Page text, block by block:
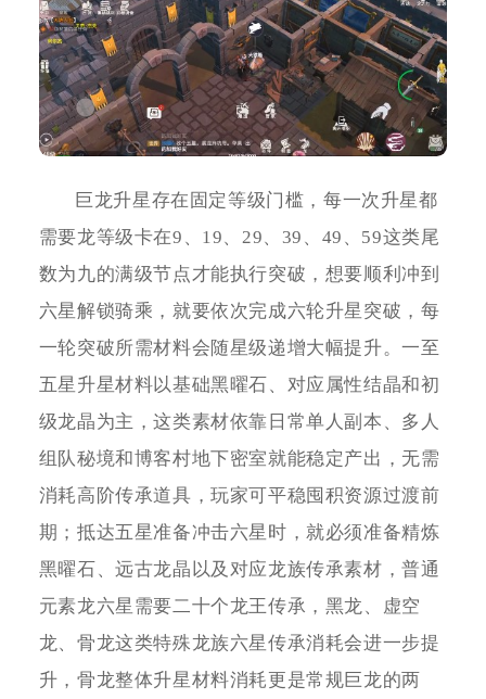
巨龙升星存在固定等级门槛，每一次升星都
需要龙等级卡在9、19、29、39、49、59这类尾
数为九的满级节点才能执行突破，想要顺利冲到
六星解锁骑乘，就要依次完成六轮升星突破，每
一轮突破所需材料会随星级递增大幅提升。一至
五星升星材料以基础黑曜石、对应属性结晶和初
级龙晶为主，这类素材依靠日常单人副本、多人
组队秘境和博客村地下密室就能稳定产出，无需
消耗高阶传承道具，玩家可平稳囤积资源过渡前
期；抵达五星准备冲击六星时，就必须准备精炼
黑曜石、远古龙晶以及对应龙族传承素材，普通
元素龙六星需要二十个龙王传承，黑龙、虚空
龙、骨龙这类特殊龙族六星传承消耗会进一步提
升，骨龙整体升星材料消耗更是常规巨龙的两